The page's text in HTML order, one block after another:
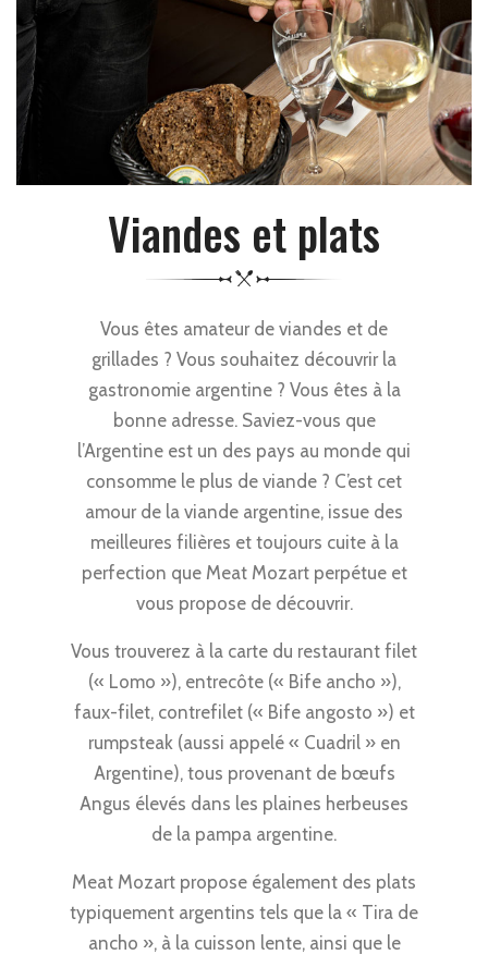
Viandes et plats
Vous êtes amateur de viandes et de
grillades ? Vous souhaitez découvrir la
gastronomie argentine ? Vous êtes à la
bonne adresse. Saviez-vous que
l’Argentine est un des pays au monde qui
consomme le plus de viande ? C’est cet
amour de la viande argentine, issue des
meilleures filières et toujours cuite à la
perfection que Meat Mozart perpétue et
vous propose de découvrir.
Vous trouverez à la carte du restaurant filet
(« Lomo »), entrecôte (« Bife ancho »),
faux-filet, contrefilet (« Bife angosto ») et
rumpsteak (aussi appelé « Cuadril » en
Argentine), tous provenant de bœufs
Angus élevés dans les plaines herbeuses
de la pampa argentine.
Meat Mozart propose également des plats
typiquement argentins tels que la « Tira de
ancho », à la cuisson lente, ainsi que le